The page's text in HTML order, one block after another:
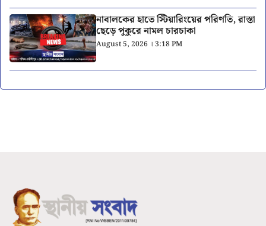
নাবালকের হাতে স্টিয়ারিংয়ের পরিণতি, রাস্তা
ছেড়ে পুকুরে নামল চারচাকা
August 5, 2026 । 3:18 PM